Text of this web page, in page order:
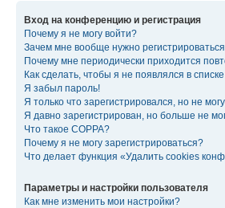
Вход на конференцию и регистрация
Почему я не могу войти?
Зачем мне вообще нужно
Почему мне периодически приходится
Как сделать, чтобы я не появлялся в
Я забыл пароль!
Я только что зарегистрировался, но не
Я давно зарегистрирован, но больше не
Что такое COPPA?
Почему я не могу зарегистрироваться?
Что делает функция «Удалить cookies
Параметры и настройки пользователя
Как мне изменить мои настройки?